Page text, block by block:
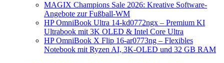
MAGIX Champions Sale 2026: Kreative Software-
Angebote zur Fußball-WM
HP OmniBook Ultra 14-kd0772ngx – Premium KI
Ultrabook mit 3K OLED & Intel Core Ultra
HP OmniBook X Flip 16-ar0773ng – Flexibles
Notebook mit Ryzen AI, 3K-OLED und 32 GB RAM